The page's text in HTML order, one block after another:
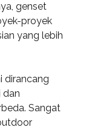
genset
proyek
yang lebih
dirancang
dan
Sangat